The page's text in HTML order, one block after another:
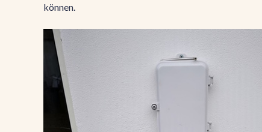
können.